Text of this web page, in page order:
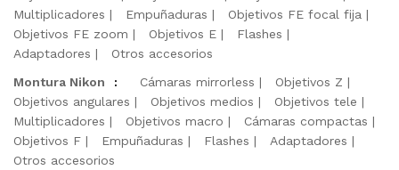
Multiplicadores
Empuñaduras
Objetivos FE focal fija
Objetivos FE zoom
Objetivos E
Flashes
Adaptadores
Otros accesorios
Montura Nikon
: Cámaras mirrorless
Objetivos Z
Objetivos angulares
Objetivos medios
Objetivos tele
Multiplicadores
Objetivos macro
Cámaras compactas
Objetivos F
Empuñaduras Flashes
Adaptadores
Otros accesorios